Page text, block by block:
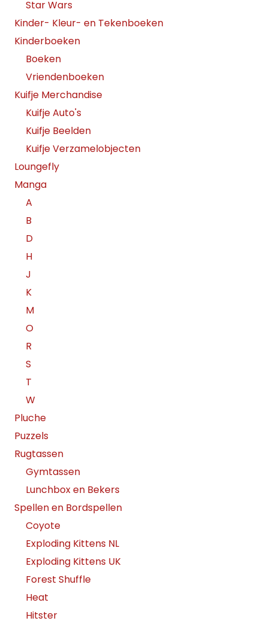
Star Wars
Kinder- Kleur- en Tekenboeken
Kinderboeken
Boeken
Vriendenboeken
Kuifje Merchandise
Kuifje Auto's
Kuifje Beelden
Kuifje Verzamelobjecten
Loungefly
Manga
A
B
D
H
J
K
M
O
R
S
T
W
Pluche
Puzzels
Rugtassen
Gymtassen
Lunchbox en Bekers
Spellen en Bordspellen
Coyote
Exploding Kittens NL
Exploding Kittens UK
Forest Shuffle
Heat
Hitster